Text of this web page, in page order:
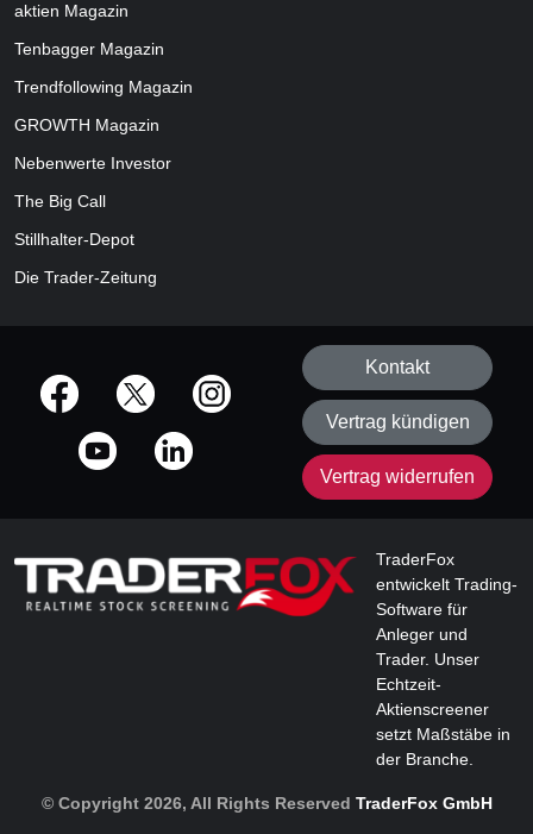
aktien Magazin
Tenbagger Magazin
Trendfollowing Magazin
GROWTH Magazin
Nebenwerte Investor
The Big Call
Stillhalter-Depot
Die Trader-Zeitung
offizielle Social Media-Accounts
Kontakt
Vertrag kündigen
Vertrag widerrufen
TraderFox
entwickelt Trading-
Software für
Anleger und
Trader. Unser
Echtzeit-
Aktienscreener
setzt Maßstäbe in
der Branche.
© Copyright 2026, All Rights Reserved TraderFox GmbH